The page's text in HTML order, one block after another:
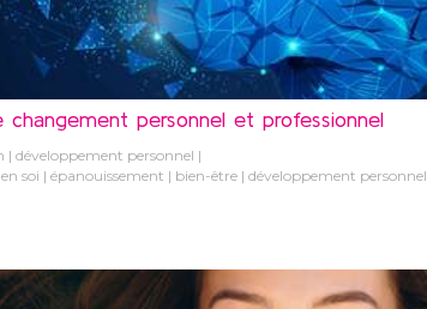
changement personnel et professionnel
développement personnel
soi épanouissement bien-être développement personnel